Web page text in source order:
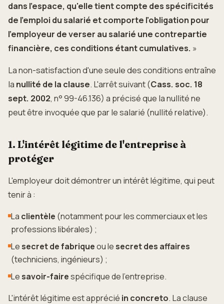
dans l'espace, qu'elle tient compte des spécificités
de l'emploi du salarié et comporte l'obligation pour
l'employeur de verser au salarié une contrepartie
financière, ces conditions étant cumulatives. »
La non-satisfaction d'une seule des conditions entraîne
la nullité de la clause. L'arrêt suivant (Cass. soc. 18
sept. 2002, n° 99-46.136) a précisé que la nullité ne
peut être invoquée que par le salarié (nullité relative).
1. L'intérêt légitime de l'entreprise à
protéger
L'employeur doit démontrer un intérêt légitime, qui peut
tenir à :
La clientèle (notamment pour les commerciaux et les
professions libérales) ;
Le secret de fabriqueou le secret des affaires
(techniciens, ingénieurs) ;
Le savoir-fairespécifique de l'entreprise.
L'intérêt légitime est apprécié in concreto. La clause